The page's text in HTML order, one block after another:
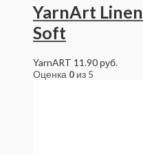
YarnArt Linen
Soft
YarnART 11.90 руб.
Оценка 0 из 5